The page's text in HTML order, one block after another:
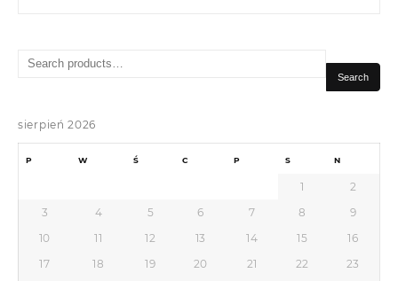
Search
Search
sierpień 2026
P W Ś C P S N
1
2
3
4 5 6 7 8
9
10
11 12 13 14 15
16
17
18 19 20 21 22 23